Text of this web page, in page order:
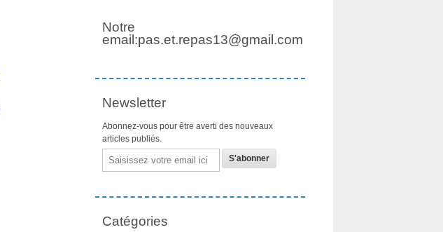
Notre
email:pas.et.repas13@gmail.com
Newsletter
Abonnez-vous pour être averti des nouveaux
articles publiés.
Email
Catégories